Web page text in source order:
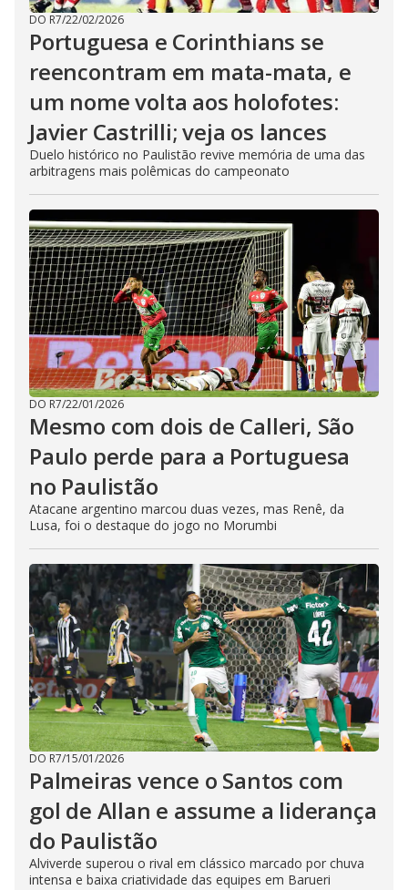
DO R7/22/02/2026
Portuguesa e Corinthians se
reencontram em mata-mata, e
um nome volta aos holofotes:
Javier Castrilli; veja os lances
Duelo histórico no Paulistão revive memória de uma das
arbitragens mais polêmicas do campeonato
DO R7/22/01/2026
Mesmo com dois de Calleri, São
Paulo perde para a Portuguesa
no Paulistão
Atacane argentino marcou duas vezes, mas Renê, da
Lusa, foi o destaque do jogo no Morumbi
DO R7/15/01/2026
Palmeiras vence o Santos com
gol de Allan e assume a liderança
do Paulistão
Alviverde superou o rival em clássico marcado por chuva
intensa e baixa criatividade das equipes em Barueri